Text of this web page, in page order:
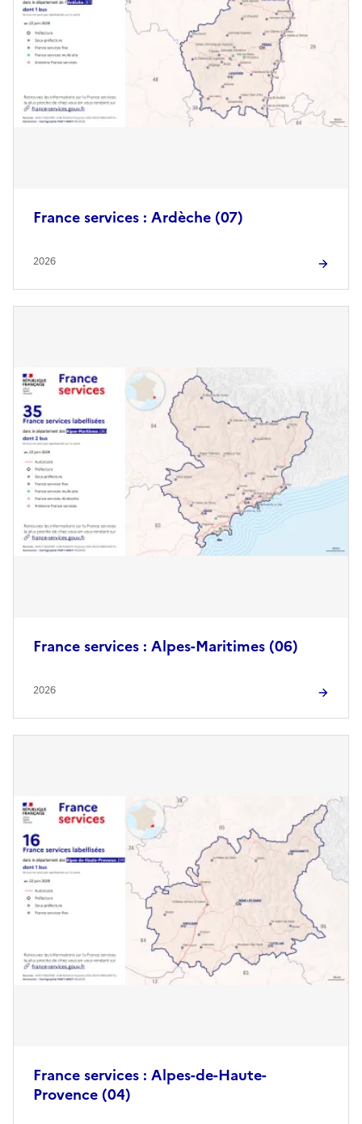
France services : Ardèche (07)
2026
France services : Alpes-Maritimes (06)
2026
France services : Alpes-de-Haute-
Provence (04)